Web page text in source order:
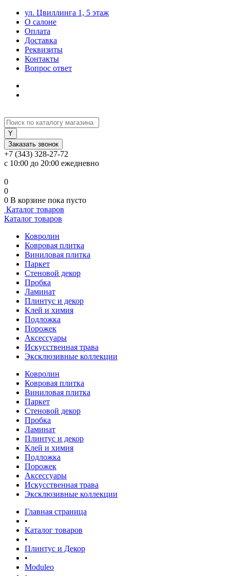
ул. Цвиллинга 1, 5 этаж
О салоне
Оплата
Доставка
Реквизиты
Контакты
Вопрос ответ
Заказать звонок
+7 (343) 328-27-72
с 10:00 до 20:00 ежедневно
0
0
0 В корзине пока пусто
Каталог товаров
Каталог товаров
Ковролин
Ковровая плитка
Виниловая плитка
Паркет
Стеновой декор
Пробка
Ламинат
Плинтус и декор
Клей и химия
Подложка
Порожек
Аксессуары
Искусственная трава
Эксклюзивные коллекции
Ковролин
Ковровая плитка
Виниловая плитка
Паркет
Стеновой декор
Пробка
Ламинат
Плинтус и декор
Клей и химия
Подложка
Порожек
Аксессуары
Искусственная трава
Эксклюзивные коллекции
Главная страница
•
Каталог товаров
•
Плинтус и Декор
•
Moduleo